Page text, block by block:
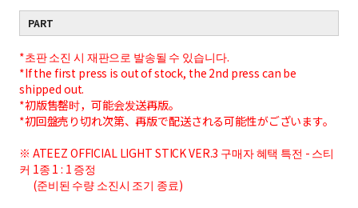
PART
*초판 소진 시 재판으로 발송될 수 있습니다.
*If the first press is out of stock, the 2nd press can be
shipped out.
*初版售罄时，可能会发送再版。
*初回盤売り切れ次第、再版で配送される可能性がございます。
※ ATEEZ OFFICIAL LIGHT STICK VER.3 구매자 혜택 특전 - 스티
커 1종 1 : 1 증정
(준비된 수량 소진시 조기 종료)